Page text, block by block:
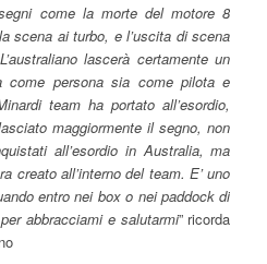
come la morte del motore 8
scena ai turbo, e l’uscita di scena
lascerà certamente un
come persona sia come pilota e
team ha portato all’esordio,
maggiormente il segno, non
all’esordio in Australia, ma
creato all’interno del team. E’ uno
entro nei box o nei paddock di
abbracciami e salutarmi” ricorda